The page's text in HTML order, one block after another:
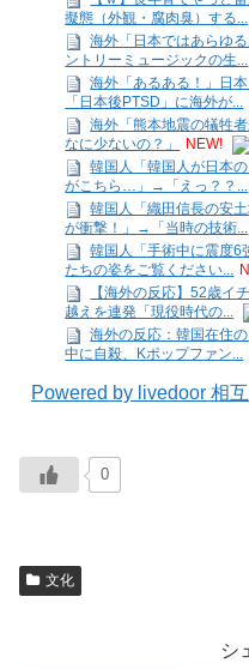
擬態（外観・腐肉臭）する...
海外「日本ではあらゆ
ントリーミュージックの生...
海外「あるある！」日
「日本後PTSD」に海外が...
海外「熊本地震の犠牲
なに少ないの？」
NEW!
韓国人「韓国人が日本
がこちら…」→「えっ？？...
韓国人「織田信長の安
が衝撃！」→「当時の技術...
韓国人「手術中に震度6
たちの姿をご覧ください...
【海外の反応】52歳イ
越えを連発「現役時代の...
海外の反応：韓国在住
中に自殺、Kポップファン...
Powered by livedoor 相
0
文化
シ